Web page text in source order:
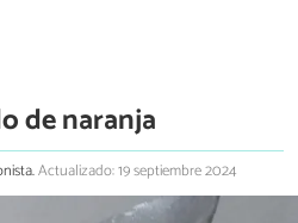
de naranja
Actualizado: 19 septiembre 2024